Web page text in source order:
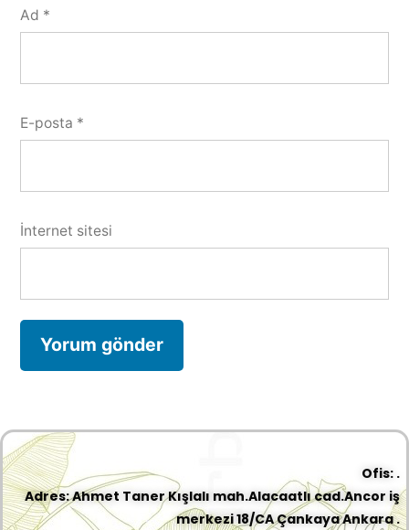
Ad *
E-posta *
İnternet sitesi
Ofis: .
Adres: Ahmet Taner Kışlalı mah.Alacaatlı cad.Ancor iş
merkezi 18/CA Çankaya Ankara .